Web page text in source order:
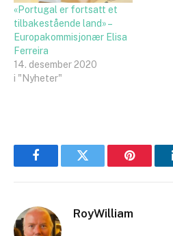
«Portugal er fortsatt et
tilbakestående land» –
Europakommisjonær Elisa
Ferreira
14. desember 2020
i "Nyheter"
FacebookTwitter Pinterest
RoyWilliam